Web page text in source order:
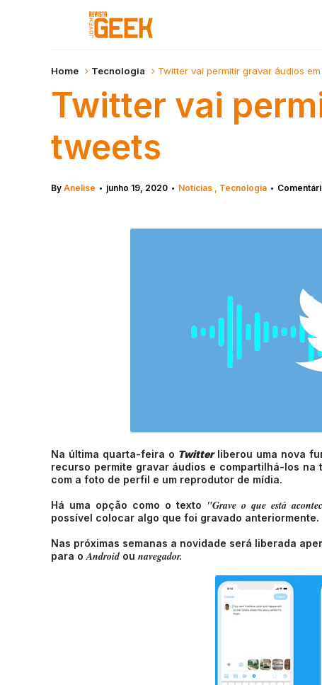
Home Tecnologia Twitter vai permitir gravar áudios
Twitter vai
tweets
By Anelise • junho 19, 2020 • Notícias Tecnologia •
Na última quarta-feira o Twitterliberou uma nova
recurso permite gravar áudios e compartilhá-los na
com a foto de perfil e um reprodutor de mídia.
Há uma opção como o texto "Grave o que está
possível colocar algo que foi gravado anteriormente.
Nas próximas semanas a novidade será liberada
para o Android ou navegador.